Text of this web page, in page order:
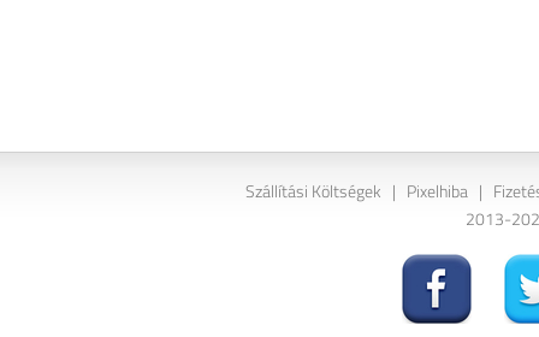
Szállítási Költségek | Pixelhiba |
2013-